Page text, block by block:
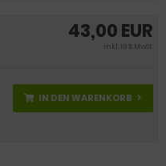
43,00 EUR
inkl. 19 % MwSt.
IN DEN WARENKORB